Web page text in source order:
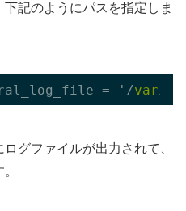
記のようにパスを指定しま
= '/var
グファイルが出力されて、